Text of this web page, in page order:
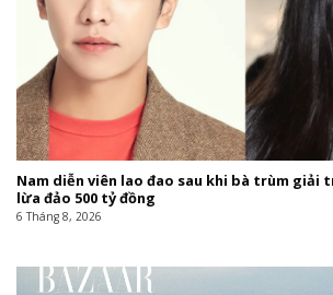
Nam diễn viên lao đao sau khi bà trùm giải
lừa đảo 500 tỷ đồng
6 Tháng 8, 2026